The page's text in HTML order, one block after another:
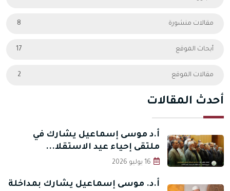
مقالات منشورة 8
أبحاث الموقع 17
مقالات الموقع 2
أحدث المقالات
أ.د موسى إسماعيل يشارك في
ملتقى إحياء عيد الاستقلا...
16 يوليو 2026
أ.د. موسى إسماعيل يشارك بمداخلة